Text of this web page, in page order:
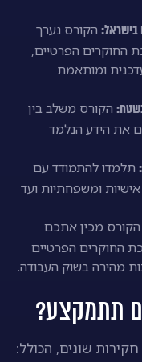
בישראל: הקורס נערך
החוקרים הפרטיים,
ומותאמת
הקורס משלב בין
את הידע הנלמד
תלמדו להתמודד עם
ומשפחתיות ועד
הקורס מכין אתכם
החוקרים הפרטיים
מהירה בשוק העבודה.
תתמקצע?
שונים, הכולל: